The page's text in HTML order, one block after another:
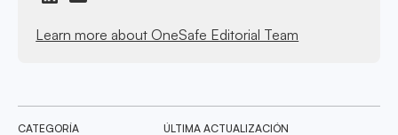
Learn more about OneSafe Editorial Team
CATEGORÍA ÚLTIMA ACTUALIZACIÓN